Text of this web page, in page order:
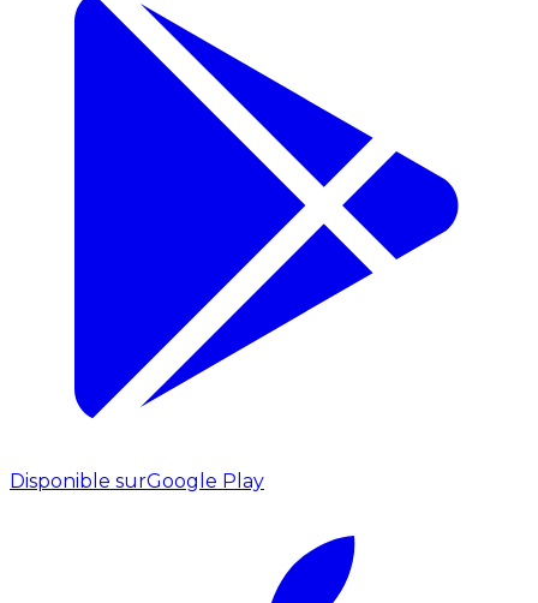
Disponible surGoogle Play